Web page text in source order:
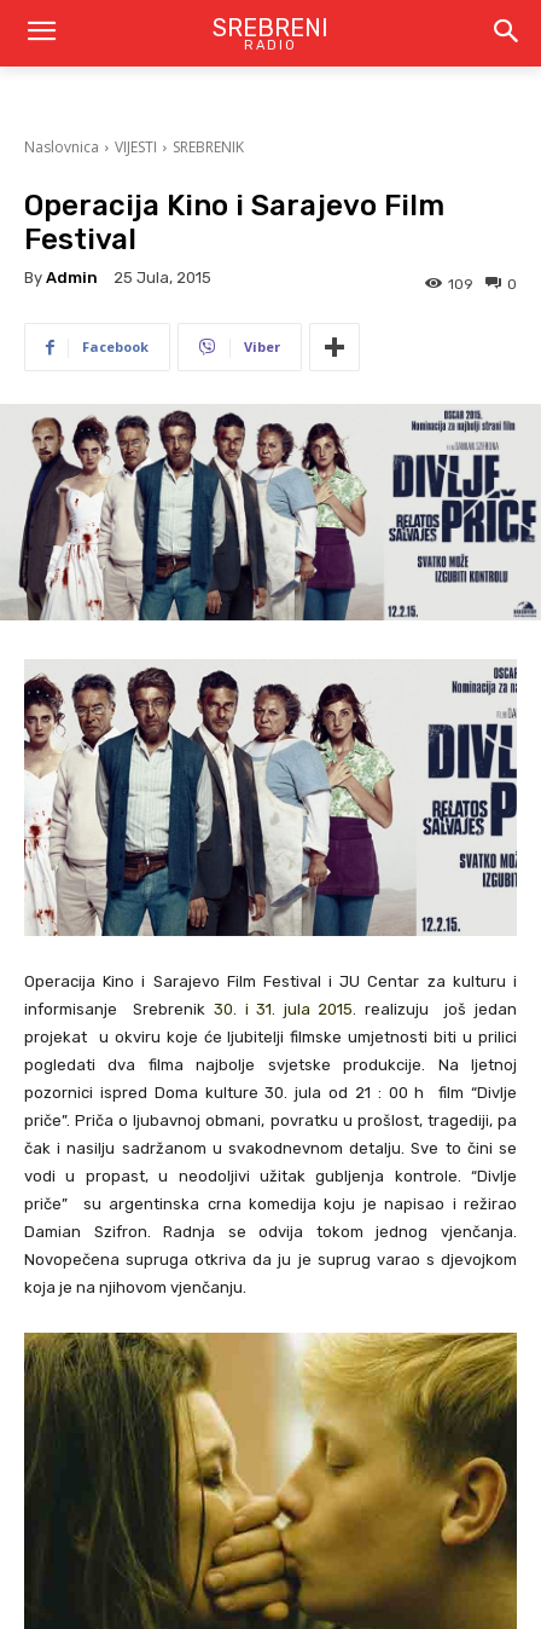
SREBRENI
RADIO
Naslovnica VIJESTI SREBRENIK
Operacija Kino i Sarajevo Film
Festival
By Admin 25 Jula, 2015 0
109
Facebook Viber
Operacija Kino i Sarajevo Film Festival i JU Centar za kulturu i
informisanje Srebrenik 30. i 31. jula 2015. realizuju još jedan
projekat u okviru koje će ljubitelji filmske umjetnosti biti u prilici
pogledati dva filma najbolje svjetske produkcije. Na ljetnoj
pozornici ispred Doma kulture 30. jula od 21 : 00 h film “Divlje
priče”. Priča o ljubavnoj obmani, povratku u prošlost, tragediji, pa
čak i nasilju sadržanom u svakodnevnom detalju. Sve to čini se
vodi u propast, u neodoljivi užitak gubljenja kontrole. “Divlje
priče” su argentinska crna komedija koju je napisao i režirao
Damian Szifron. Radnja se odvija tokom jednog vjenčanja.
Novopečena supruga otkriva da ju je suprug varao s djevojkom
koja je na njihovom vjenčanju.